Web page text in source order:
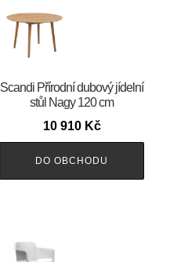
Scandi Přírodní dubový jídelní
stůl Nagy 120 cm
10 910 Kč
DO OBCHODU